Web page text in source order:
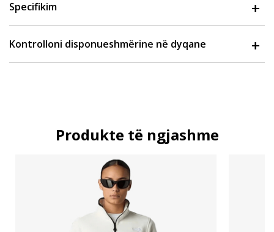
Specifikim
Kontrolloni disponueshmërine në dyqane
Produkte të ngjashme